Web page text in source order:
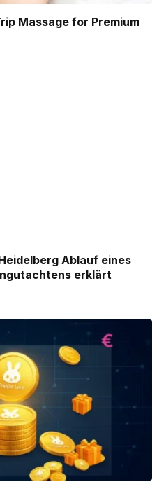
Massage for Premium
Ablauf eines
erklärt